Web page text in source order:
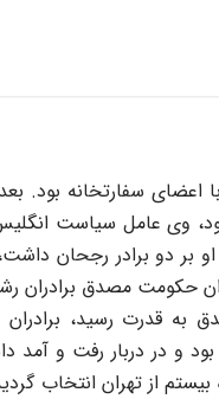
وى عامل سیاست انگلیس
بر دو برادر رجحان
حکومت مصدق
به قدرت رسید،
ساخته بود و در دربار
بیستم از تهران انتخاب